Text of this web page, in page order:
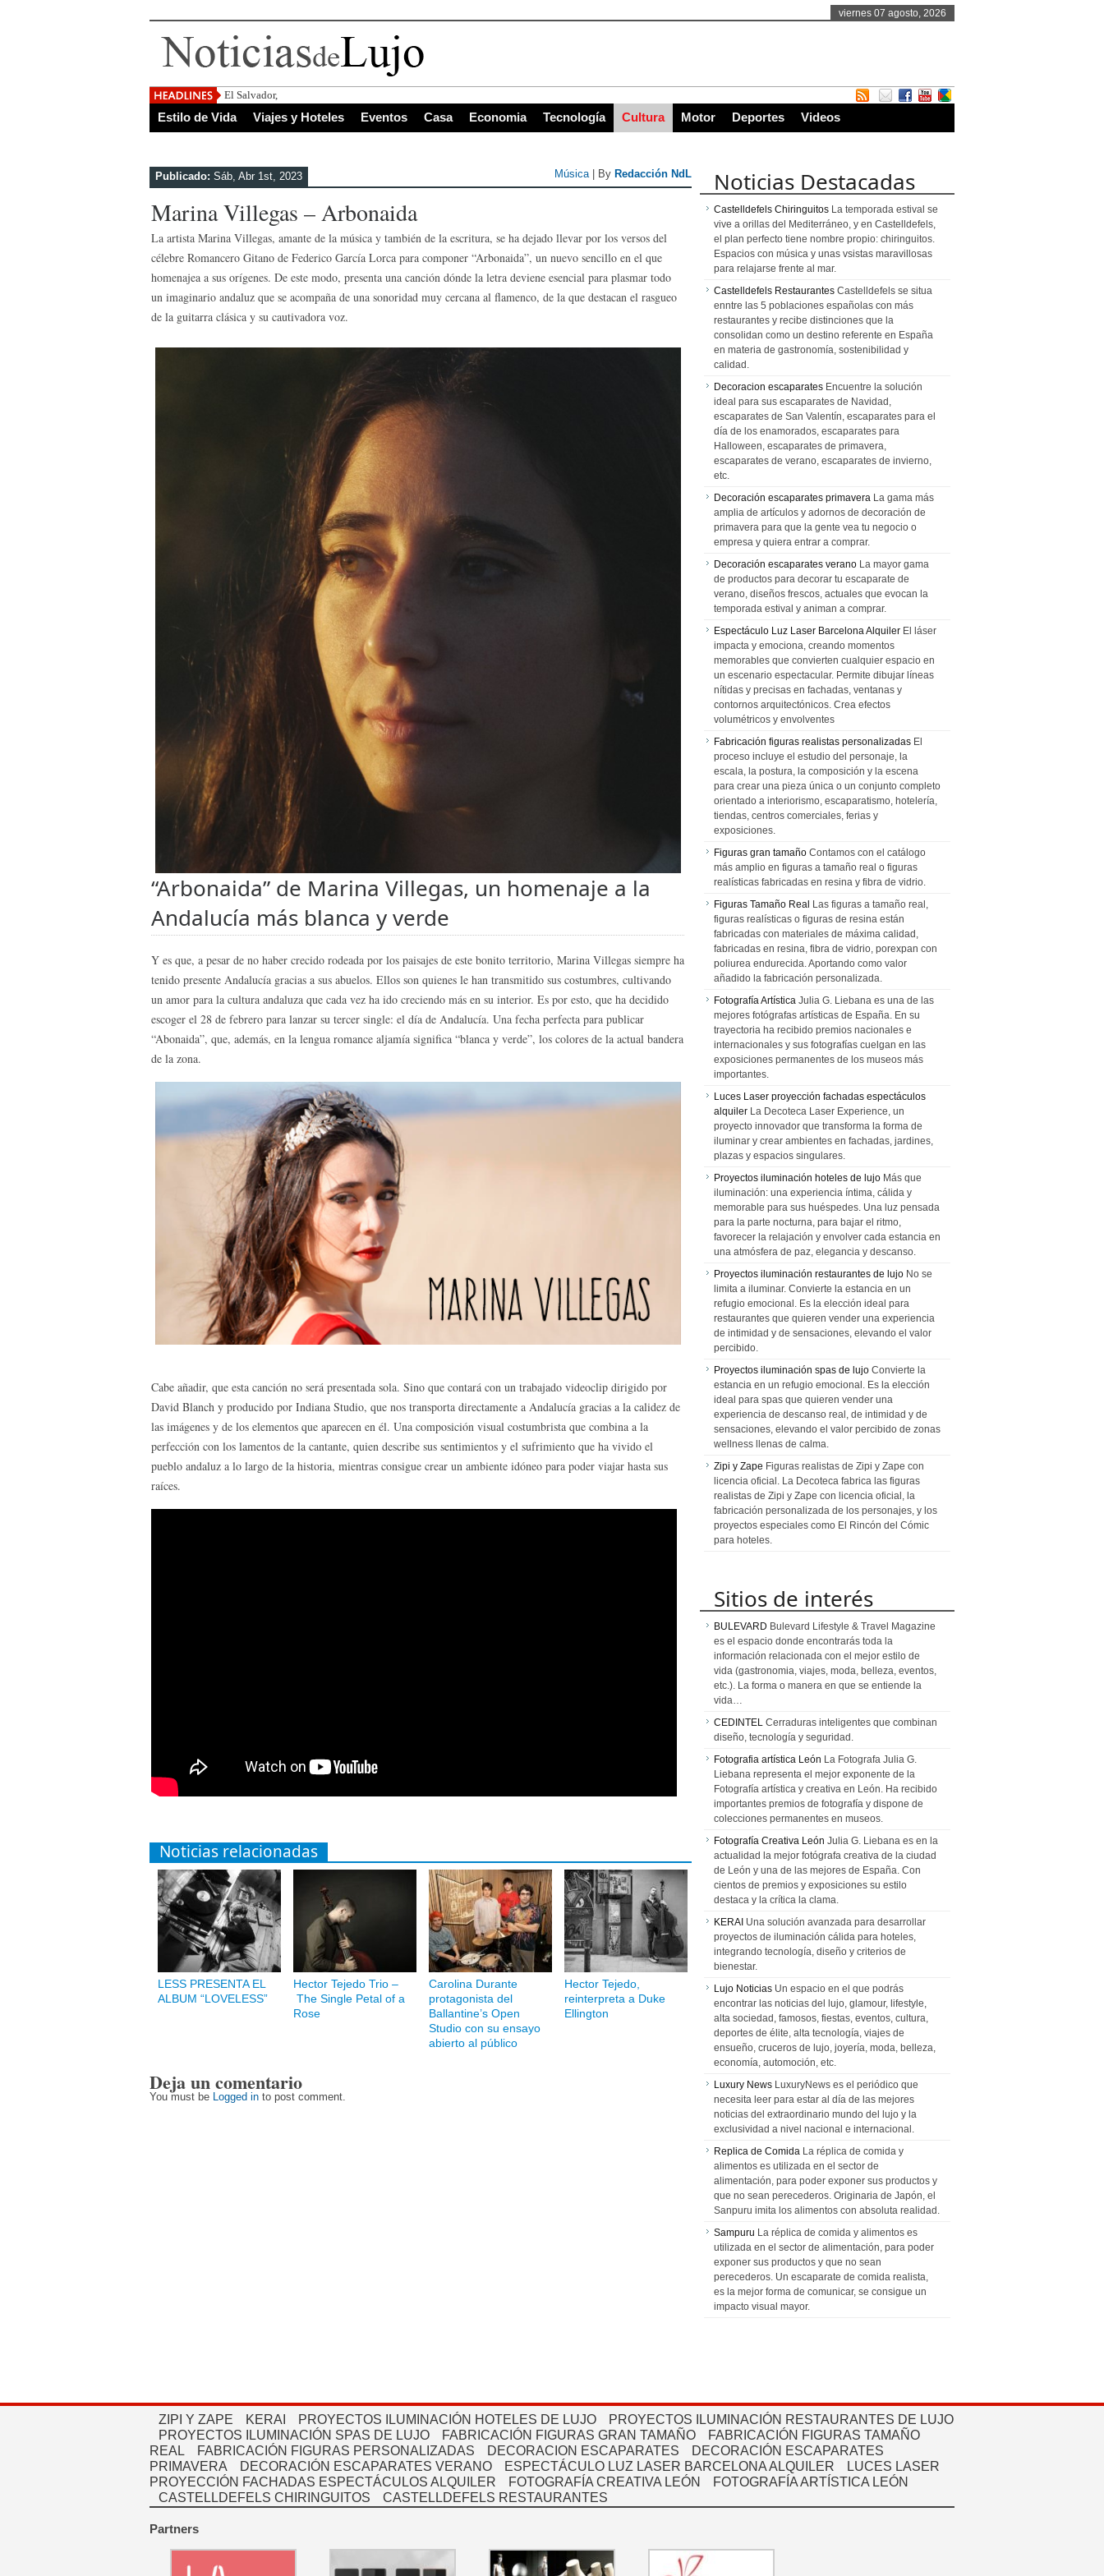
viernes 07 agosto, 2026
El Salvador, uno de los destinos con mayor p
Estilo de Vida Viajes y Hoteles Eventos Casa Economia Tecnología Cultura Motor Deportes Videos
Publicado: Sáb, Abr 1st, 2023 Música| By Redacción NdL
Marina Villegas – Arbonaida
La artista Marina Villegas, amante de la música y también de la escritura, se ha dejado llevar por los versos del
célebre Romancero Gitano de Federico García Lorca para componer “Arbonaida”, un nuevo sencillo en el que
homenajea a sus orígenes. De este modo, presenta una canción dónde la letra deviene esencial para plasmar todo
un imaginario andaluz que se acompaña de una sonoridad muy cercana al flamenco, de la que destacan el rasgueo
de la guitarra clásica y su cautivadora voz.
“Arbonaida” de Marina Villegas, un homenaje a la
Andalucía más blanca y verde
Y es que, a pesar de no haber crecido rodeada por los paisajes de este bonito territorio, Marina Villegas siempre ha
tenido presente Andalucía gracias a sus abuelos. Ellos son quienes le han transmitido sus costumbres, cultivando
un amor para la cultura andaluza que cada vez ha ido creciendo más en su interior. Es por esto, que ha decidido
escoger el 28 de febrero para lanzar su tercer single: el día de Andalucía. Una fecha perfecta para publicar
“Abonaida”, que, además, en la lengua romance aljamía significa “blanca y verde”, los colores de la actual bandera
de la zona.
Cabe añadir, que esta canción no será presentada sola. Sino que contará con un trabajado videoclip dirigido por
David Blanch y producido por Indiana Studio, que nos transporta directamente a Andalucía gracias a la calidez de
las imágenes y de los elementos que aparecen en él. Una composición visual costumbrista que combina a la
perfección con los lamentos de la cantante, quien describe sus sentimientos y el sufrimiento que ha vivido el
pueblo andaluz a lo largo de la historia, mientras consigue crear un ambiente idóneo para poder viajar hasta sus
raíces.
Noticias relacionadas
LESS PRESENTA EL
ALBUM “LOVELESS”
Hector Tejedo Trio –
The Single Petal of a
Rose
Carolina Durante
protagonista del
Ballantine’s Open
Studio con su ensayo
abierto al público
Hector Tejedo,
reinterpreta a Duke
Ellington
Deja un comentario
You must be Logged in to post comment.
Noticias Destacadas
Castelldefels Chiringuitos La temporada estival se
vive a orillas del Mediterráneo, y en Castelldefels,
el plan perfecto tiene nombre propio: chiringuitos.
Espacios con música y unas vsistas maravillosas
para relajarse frente al mar.
Castelldefels Restaurantes Castelldefels se situa
enntre las 5 poblaciones españolas con más
restaurantes y recibe distinciones que la
consolidan como un destino referente en España
en materia de gastronomía, sostenibilidad y
calidad.
Decoracion escaparates Encuentre la solución
ideal para sus escaparates de Navidad,
escaparates de San Valentín, escaparates para el
día de los enamorados, escaparates para
Halloween, escaparates de primavera,
escaparates de verano, escaparates de invierno,
etc.
Decoración escaparates primavera La gama más
amplia de artículos y adornos de decoración de
primavera para que la gente vea tu negocio o
empresa y quiera entrar a comprar.
Decoración escaparates verano La mayor gama
de productos para decorar tu escaparate de
verano, diseños frescos, actuales que evocan la
temporada estival y animan a comprar.
Espectáculo Luz Laser Barcelona Alquiler El láser
impacta y emociona, creando momentos
memorables que convierten cualquier espacio en
un escenario espectacular. Permite dibujar líneas
nítidas y precisas en fachadas, ventanas y
contornos arquitectónicos. Crea efectos
volumétricos y envolventes
Fabricación figuras realistas personalizadas El
proceso incluye el estudio del personaje, la
escala, la postura, la composición y la escena
para crear una pieza única o un conjunto completo
orientado a interiorismo, escaparatismo, hotelería,
tiendas, centros comerciales, ferias y
exposiciones.
Figuras gran tamaño Contamos con el catálogo
más amplio en figuras a tamaño real o figuras
realísticas fabricadas en resina y fibra de vidrio.
Figuras Tamaño Real Las figuras a tamaño real,
figuras realísticas o figuras de resina están
fabricadas con materiales de máxima calidad,
fabricadas en resina, fibra de vidrio, porexpan con
poliurea endurecida. Aportando como valor
añadido la fabricación personalizada.
Fotografía Artística Julia G. Liebana es una de las
mejores fotógrafas artísticas de España. En su
trayectoria ha recibido premios nacionales e
internacionales y sus fotografías cuelgan en las
exposiciones permanentes de los museos más
importantes.
Luces Laser proyección fachadas espectáculos
alquiler La Decoteca Laser Experience, un
proyecto innovador que transforma la forma de
iluminar y crear ambientes en fachadas, jardines,
plazas y espacios singulares.
Proyectos iluminación hoteles de lujo Más que
iluminación: una experiencia íntima, cálida y
memorable para sus huéspedes. Una luz pensada
para la parte nocturna, para bajar el ritmo,
favorecer la relajación y envolver cada estancia en
una atmósfera de paz, elegancia y descanso.
Proyectos iluminación restaurantes de lujo No se
limita a iluminar. Convierte la estancia en un
refugio emocional. Es la elección ideal para
restaurantes que quieren vender una experiencia
de intimidad y de sensaciones, elevando el valor
percibido.
Proyectos iluminación spas de lujo Convierte la
estancia en un refugio emocional. Es la elección
ideal para spas que quieren vender una
experiencia de descanso real, de intimidad y de
sensaciones, elevando el valor percibido de zonas
wellness llenas de calma.
Zipi y Zape Figuras realistas de Zipi y Zape con
licencia oficial. La Decoteca fabrica las figuras
realistas de Zipi y Zape con licencia oficial, la
fabricación personalizada de los personajes, y los
proyectos especiales como El Rincón del Cómic
para hoteles.
Sitios de interés
BULEVARD Bulevard Lifestyle & Travel Magazine
es el espacio donde encontrarás toda la
información relacionada con el mejor estilo de
vida (gastronomia, viajes, moda, belleza, eventos,
etc.). La forma o manera en que se entiende la
vida…
CEDINTEL Cerraduras inteligentes que combinan
diseño, tecnología y seguridad.
Fotografia artística León La Fotografa Julia G.
Liebana representa el mejor exponente de la
Fotografía artística y creativa en León. Ha recibido
importantes premios de fotografía y dispone de
colecciones permanentes en museos.
Fotografía Creativa León Julia G. Liebana es en la
actualidad la mejor fotógrafa creativa de la ciudad
de León y una de las mejores de España. Con
cientos de premios y exposiciones su estilo
destaca y la crítica la clama.
KERAI Una solución avanzada para desarrollar
proyectos de iluminación cálida para hoteles,
integrando tecnología, diseño y criterios de
bienestar.
Lujo Noticias Un espacio en el que podrás
encontrar las noticias del lujo, glamour, lifestyle,
alta sociedad, famosos, fiestas, eventos, cultura,
deportes de élite, alta tecnología, viajes de
ensueño, cruceros de lujo, joyería, moda, belleza,
economía, automoción, etc.
Luxury News LuxuryNews es el periódico que
necesita leer para estar al día de las mejores
noticias del extraordinario mundo del lujo y la
exclusividad a nivel nacional e internacional.
Replica de Comida La réplica de comida y
alimentos es utilizada en el sector de
alimentación, para poder exponer sus productos y
que no sean perecederos. Originaria de Japón, el
Sanpuru imita los alimentos con absoluta realidad.
Sampuru La réplica de comida y alimentos es
utilizada en el sector de alimentación, para poder
exponer sus productos y que no sean
perecederos. Un escaparate de comida realista,
es la mejor forma de comunicar, se consigue un
impacto visual mayor.
ZIPI Y ZAPE KERAI PROYECTOS ILUMINACIÓN HOTELES DE LUJO
PROYECTOS ILUMINACIÓN RESTAURANTES DE LUJO
PROYECTOS ILUMINACIÓN SPAS DE LUJO
FABRICACIÓN FIGURAS GRAN TAMAÑO
FABRICACIÓN FIGURAS TAMAÑO
REAL
FABRICACIÓN FIGURAS PERSONALIZADAS DECORACION ESCAPARATES
DECORACIÓN ESCAPARATES
PRIMAVERA
DECORACIÓN ESCAPARATES VERANO ESPECTÁCULO LUZ LASER BARCELONA ALQUILER
LUCES LASER
PROYECCIÓN FACHADAS ESPECTÁCULOS ALQUILER
FOTOGRAFÍA CREATIVA LEÓN
FOTOGRAFÍA ARTÍSTICA LEÓN
CASTELLDEFELS CHIRINGUITOS
CASTELLDEFELS RESTAURANTES
Partners